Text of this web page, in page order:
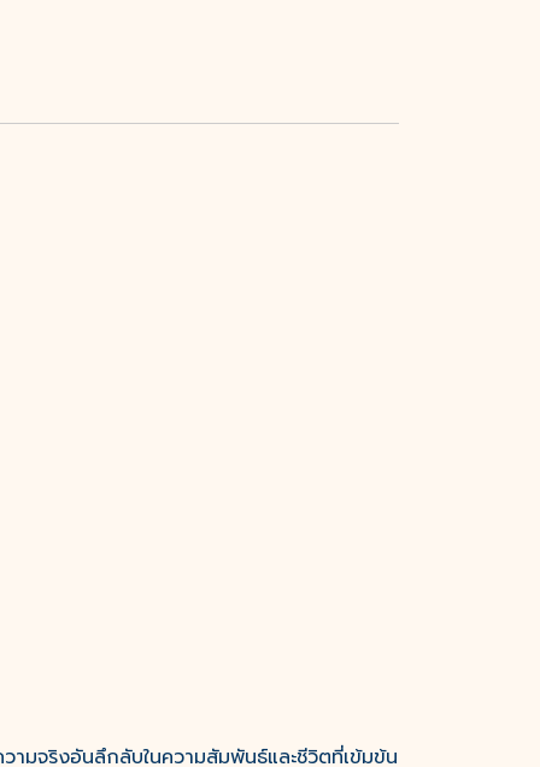
มจริงอันลึกลับในความสัมพันธ์และชีวิตที่เข้มข้น